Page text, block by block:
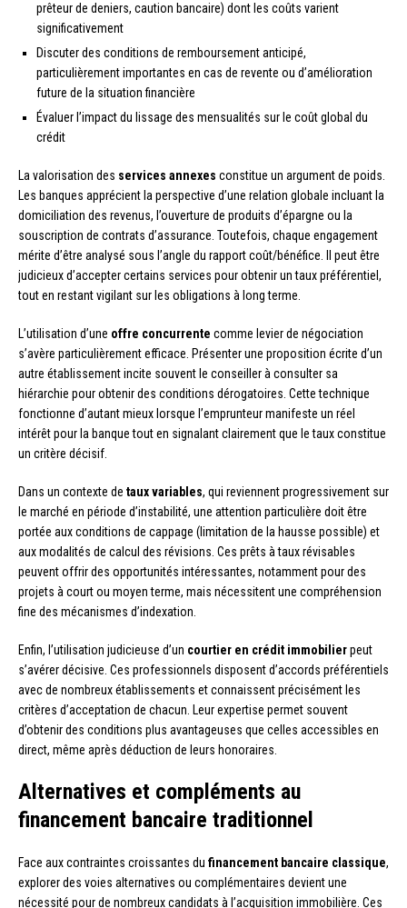
prêteur de deniers, caution bancaire) dont les coûts varient
significativement
Discuter des conditions de remboursement anticipé,
particulièrement importantes en cas de revente ou d’amélioration
future de la situation financière
Évaluer l’impact du lissage des mensualités sur le coût global du
crédit
La valorisation des services annexes constitue un argument de poids.
Les banques apprécient la perspective d’une relation globale incluant la
domiciliation des revenus, l’ouverture de produits d’épargne ou la
souscription de contrats d’assurance. Toutefois, chaque engagement
mérite d’être analysé sous l’angle du rapport coût/bénéfice. Il peut être
judicieux d’accepter certains services pour obtenir un taux préférentiel,
tout en restant vigilant sur les obligations à long terme.
L’utilisation d’une offre concurrente comme levier de négociation
s’avère particulièrement efficace. Présenter une proposition écrite d’un
autre établissement incite souvent le conseiller à consulter sa
hiérarchie pour obtenir des conditions dérogatoires. Cette technique
fonctionne d’autant mieux lorsque l’emprunteur manifeste un réel
intérêt pour la banque tout en signalant clairement que le taux constitue
un critère décisif.
Dans un contexte de taux variables, qui reviennent progressivement sur
le marché en période d’instabilité, une attention particulière doit être
portée aux conditions de cappage (limitation de la hausse possible) et
aux modalités de calcul des révisions. Ces prêts à taux révisables
peuvent offrir des opportunités intéressantes, notamment pour des
projets à court ou moyen terme, mais nécessitent une compréhension
fine des mécanismes d’indexation.
Enfin, l’utilisation judicieuse d’un courtier en crédit immobilierpeut
s’avérer décisive. Ces professionnels disposent d’accords préférentiels
avec de nombreux établissements et connaissent précisément les
critères d’acceptation de chacun. Leur expertise permet souvent
d’obtenir des conditions plus avantageuses que celles accessibles en
direct, même après déduction de leurs honoraires.
Alternatives et compléments au
financement bancaire traditionnel
Face aux contraintes croissantes du financement bancaire classique,
explorer des voies alternatives ou complémentaires devient une
nécessité pour de nombreux candidats à l’acquisition immobilière. Ces